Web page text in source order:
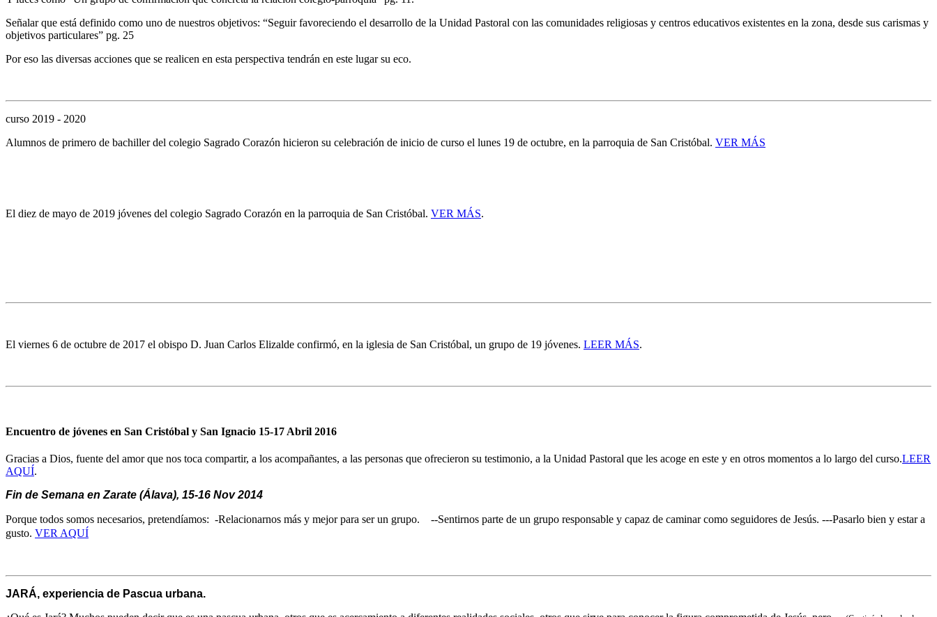
Señalar que está definido como uno de nuestros objetivos: “Seguir favoreciendo el desarrollo de la Unidad Pastoral con las comunidades religiosas y centros educativos existentes en la zona, desde sus carismas y
objetivos particulares” pg. 25
Por eso las diversas acciones que se realicen en esta perspectiva tendrán en este lugar su eco.
curso 2019 - 2020
Alumnos de primero de bachiller del colegio Sagrado Corazón hicieron su celebración de inicio de curso el lunes 19 de octubre, en la parroquia de San Cristóbal. VER MÁS
El diez de mayo de 2019 jóvenes del colegio Sagrado Corazón en la parroquia de San Cristóbal. VER MÁS.
El viernes 6 de octubre de 2017 el obispo D. Juan Carlos Elizalde confirmó, en la iglesia de San Cristóbal, un grupo de 19 jóvenes. LEER MÁS.
Encuentro de jóvenes en San Cristóbal y San Ignacio 15-17 Abril 2016
Gracias a Dios, fuente del amor que nos toca compartir, a los acompañantes, a las personas que ofrecieron su testimonio, a la Unidad Pastoral que les acoge en este y en otros momentos a lo largo del curso.LEER
AQUÍ.
Fin de Semana en Zarate (Álava), 15-16 Nov 2014
Porque todos somos necesarios, pretendíamos: -Relacionarnos más y mejor para ser un grupo. --Sentirnos parte de un grupo responsable y capaz de caminar como seguidores de Jesús. ---Pasarlo bien y estar a
gusto. VER AQUÍ
JARÁ, experiencia de Pascua urbana.